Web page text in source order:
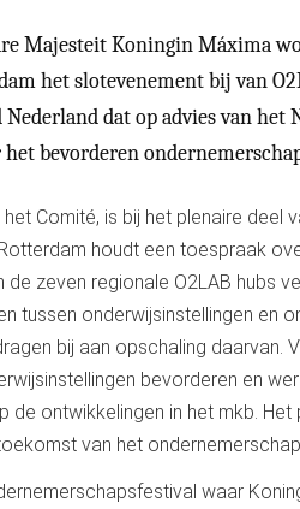
Majesteit Koningin Máxima
het slotevenement bij van
dat op advies van
het bevorderen
het Comité, is bij het plenaire
houdt een toespraak
zeven regionale O2LAB hubs
tussen onderwijsinstellingen en
bij aan opschaling daarvan.
bevorderen en
de ontwikkelingen in het mkb.
van het
waar